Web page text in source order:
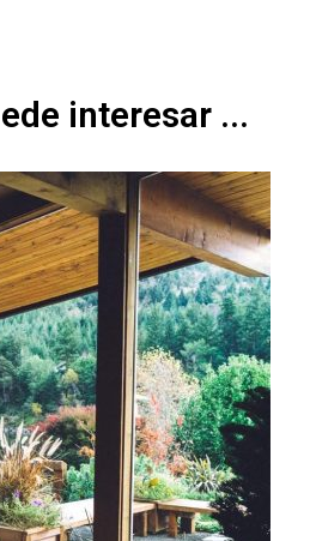
interesar ...